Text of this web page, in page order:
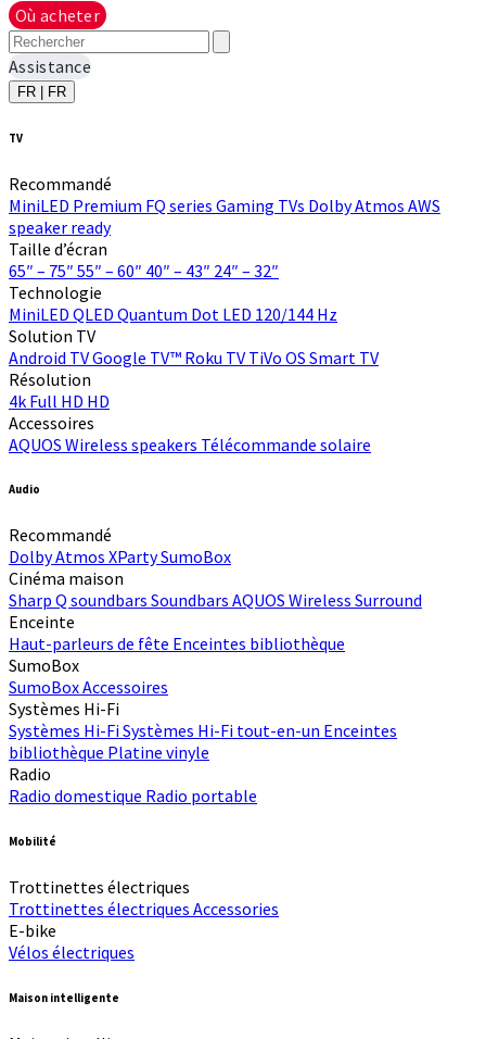
Où acheter
Assistance
FR | FR
TV
Recommandé
MiniLED Premium FQ series Gaming TVs Dolby Atmos AWS
speaker ready
Taille d’écran
65″ – 75″ 55″ – 60″ 40″ – 43″ 24″ – 32″
Technologie
MiniLED QLED Quantum Dot LED 120/144 Hz
Solution TV
Android TVGoogle TV™ Roku TV TiVo OS Smart TV
Résolution
4k Full HD HD
Accessoires
AQUOS Wireless speakers Télécommande solaire
Audio
Recommandé
Dolby Atmos XPartySumoBox
Cinéma maison
Sharp Q soundbars Soundbars AQUOS Wireless Surround
Enceinte
Haut-parleurs de fête Enceintes bibliothèque
SumoBox
SumoBoxAccessoires
Systèmes Hi-Fi
Systèmes Hi-FiSystèmes Hi-Fi tout-en-un Enceintes
bibliothèque Platine vinyle
Radio
Radio domestique Radio portable
Mobilité
Trottinettes électriques
Trottinettes électriques Accessories
E-bike
Vélos électriques
Maison intelligente